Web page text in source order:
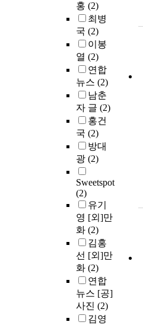
홍 (2)
최병
국 (2)
이봉
열 (2)
연합
뉴스 (2)
남춘
자 글 (2)
홍건
국 (2)
방대
광 (2)
Sweetspot
(2)
유기
영 [외]만
화 (2)
김홍
선 [외]만
화 (2)
연합
뉴스 [공]
사진 (2)
김영